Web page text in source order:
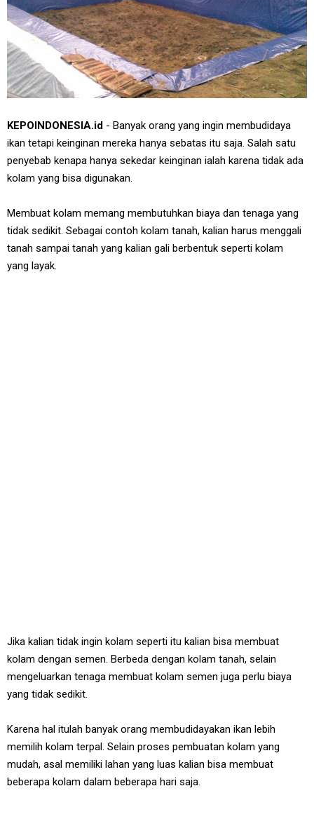
KEPOINDONESIA.id - Banyak orang yang ingin membudidaya
ikan tetapi keinginan mereka hanya sebatas itu saja. Salah satu
penyebab kenapa hanya sekedar keinginan ialah karena tidak ada
kolam yang bisa digunakan.
Membuat kolam memang membutuhkan biaya dan tenaga yang
tidak sedikit. Sebagai contoh kolam tanah, kalian harus menggali
tanah sampai tanah yang kalian gali berbentuk seperti kolam
yang layak.
Jika kalian tidak ingin kolam seperti itu kalian bisa membuat
kolam dengan semen. Berbeda dengan kolam tanah, selain
mengeluarkan tenaga membuat kolam semen juga perlu biaya
yang tidak sedikit.
Karena hal itulah banyak orang membudidayakan ikan lebih
memilih kolam terpal. Selain proses pembuatan kolam yang
mudah, asal memiliki lahan yang luas kalian bisa membuat
beberapa kolam dalam beberapa hari saja.